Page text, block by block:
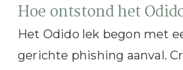
Hoe ontstond het
Het Odido lek begon met
gerichte phishing aanval.